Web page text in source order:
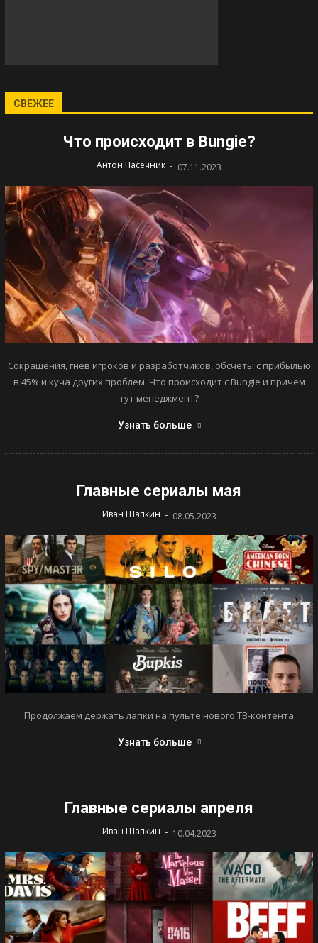
СВЕЖЕЕ
Что происходит в Bungie?
Антон Пасечник - 07.11.2023
Сокращения, гнев игроков и разработчиков, обсчеты с прибылью
в 45% и куча других проблем. Что происходит с Bungie и причем
тут менеджмент?
Узнать больше
Главные сериалы мая
Иван Шапкин - 08.05.2023
Продолжаем держать лапки на пульте нового ТВ-контента
Узнать больше
Главные сериалы апреля
Иван Шапкин - 10.04.2023